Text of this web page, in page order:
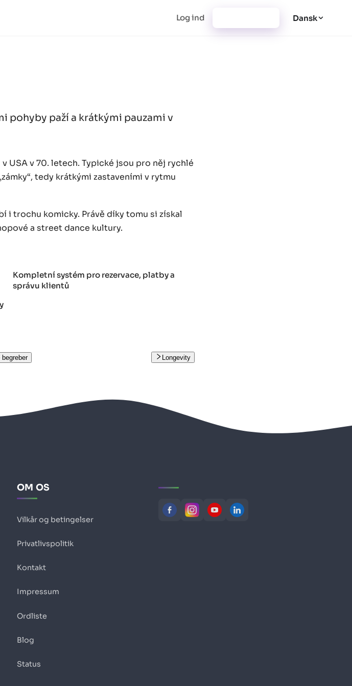
Log ind Dansk
pohyby paží a krátkými pauzami v
USA v 70. letech. Typické jsou pro něj rychlé
tedy krátkými zastaveními v rytmu
i trochu komicky. Právě díky tomu si získal
a street dance kultury.
Kompletní systém pro rezervace, platby a
správu klientů
Longevity
OM OS
Vilkår og betingelser
Privatlivspolitik
Kontakt
Impressum
Ordliste
Blog
Status